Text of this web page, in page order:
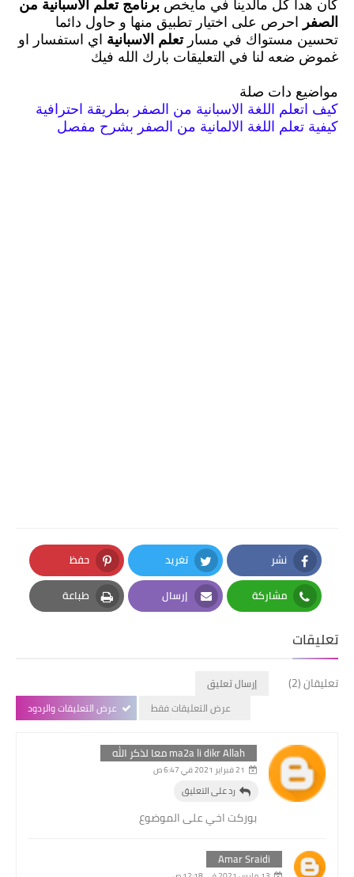
كان هدا كل مالدينا في مايخص برنامج تعلم الاسبانية من
الصفر احرص على اختيار تطبيق منها و حاول دائما
تحسين مستواك في مسارتعلم الاسبانية اي استفسار او
غموض ضعه لنا في التعليقات بارك الله فيك
مواضيع دات صلة
كيف اتعلم اللغة الاسبانية من الصفر بطريقة احترافية
كيفية تعلم اللغة الالمانية من الصفر بشرح مفصل
نشر
Facebook
تغريد
Twitter
حفظ
Pinterest
مشاركة
Whatsapp
إرسال
Email
طباعة
Print
تعليقات
تعليقان (2)
إرسال تعليق
عرض التعليقات فقط
عرض التعليقات والردود
ma2a li dikr Allah معا لذكر الله
21 فبراير 2021 في 6:47 ص
بوركت اخي على الموضوع
رد على التعليق
Amar Sraidi